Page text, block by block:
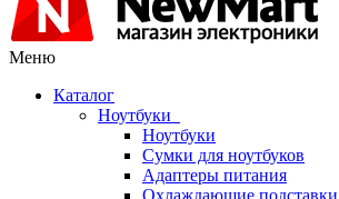
Меню
Каталог
Ноутбуки
Ноутбуки
Сумки для ноутбуков
Адаптеры питания
Охлаждающие подставки